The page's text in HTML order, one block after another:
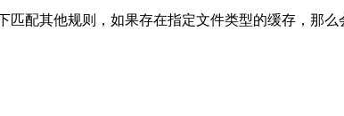
配其他规则，如果存在指定文件类型的缓存，那